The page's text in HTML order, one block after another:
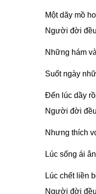
Một dãy mồ
Người đời
Những hám
Suốt ngày
Đến lúc dầy
Người đời
Nhưng thích
Lúc sống ái
Lúc chết liền
Người đời